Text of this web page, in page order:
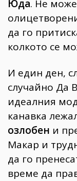
Юда. Не
да го
колкото се
И един ден,
случайно Да
идеалния
канавка
озлобен и
Макар и
да го
време да